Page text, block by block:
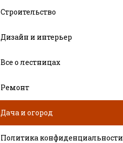
Строительство
Дизайн и интерьер
Все о лестницах
Ремонт
Дача и огород
Политика конфиденциальности